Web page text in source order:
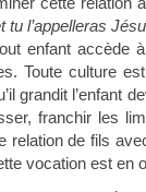
tu l’appelleras
enfant
Toute culture
grandit l’enfant
franchir les
relation de fils
vocation est en